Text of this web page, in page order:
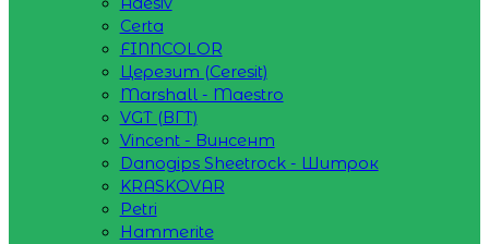
Certa
FINNCOLOR
Церезит (Ceresit)
Marshall - Maestro
VGT (ВГТ)
Vincent - Винсент
Danogips Sheetrock - Шитрок
KRASKOVAR
Petri
Hammerite